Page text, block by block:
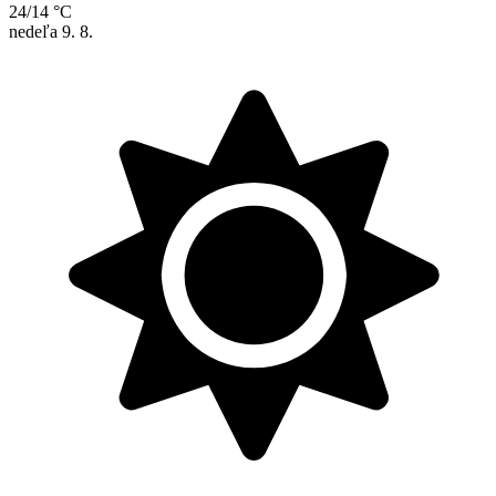
24/14 °C
nedeľa 9. 8.